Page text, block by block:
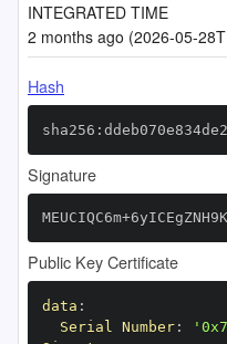
INTEGRATED TIME
2 months ago (2026-05-
Hash
Signature
Public Key Certificate
data :
Serial Number: